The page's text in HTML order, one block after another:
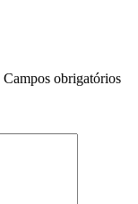
Campos obrigatórios